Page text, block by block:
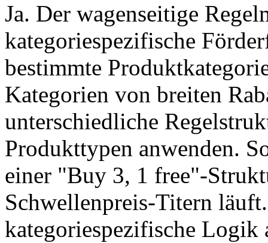
Ja. Der wagenseitige
kategoriespezifische
bestimmte
Kategorien von breiten
unterschiedliche
Produkttypen anwenden.
einer "Buy 3, 1 free"-
Schwellenpreis-Titern
kategoriespezifische Logik